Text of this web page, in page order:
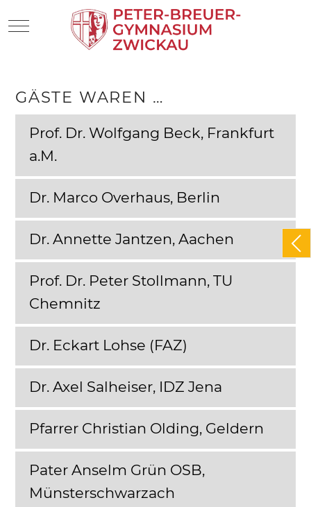
Mobile Menu Toggle
GÄSTE WAREN …
Prof. Dr. Wolfgang Beck, Frankfurt
a.M.
Dr. Marco Overhaus, Berlin
Dr. Annette Jantzen, Aachen
Prof. Dr. Peter Stollmann, TU
Chemnitz
Dr. Eckart Lohse (FAZ)
Dr. Axel Salheiser, IDZ Jena
Pfarrer Christian Olding, Geldern
Pater Anselm Grün OSB,
Münsterschwarzach